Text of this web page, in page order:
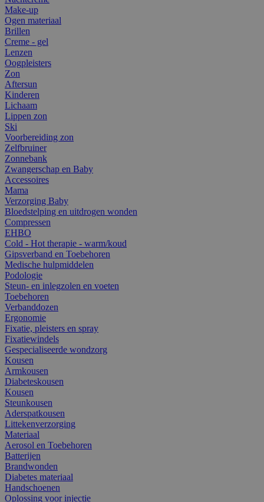
Make-up
Ogen materiaal
Brillen
Creme - gel
Lenzen
Oogpleisters
Zon
Aftersun
Kinderen
Lichaam
Lippen zon
Ski
Voorbereiding zon
Zelfbruiner
Zonnebank
Zwangerschap en Baby
Accessoires
Mama
Verzorging Baby
Bloedstelping en uitdrogen wonden
Compressen
EHBO
Cold - Hot therapie - warm/koud
Gipsverband en Toebehoren
Medische hulpmiddelen
Podologie
Steun- en inlegzolen en voeten
Toebehoren
Verbanddozen
Ergonomie
Fixatie, pleisters en spray
Fixatiewindels
Gespecialiseerde wondzorg
Kousen
Armkousen
Diabeteskousen
Kousen
Steunkousen
Aderspatkousen
Littekenverzorging
Materiaal
Aerosol en Toebehoren
Batterijen
Brandwonden
Diabetes materiaal
Handschoenen
Oplossing voor injectie